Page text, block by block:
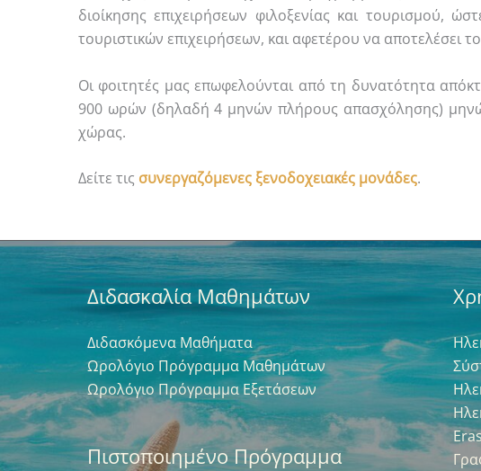
διοίκησης επιχειρήσεων φιλοξενίας και τουρισμού,
τουριστικών επιχειρήσεων, και αφετέρου να αποτελέσει
Οι φοιτητές μας επωφελούνται από τη δυνατότητα
900 ωρών (δηλαδή 4 μηνών πλήρους απασχόλησης) μηνών
χώρας.
Δείτε τις συνεργαζόμενες ξενοδοχειακές μονάδες.
Διδασκαλία Μαθημάτων
Διδασκόμενα Μαθήματα
Ωρολόγιο Πρόγραμμα Μαθημάτων
Ωρολόγιο Πρόγραμμα Εξετάσεων
Πιστοποιημένο Πρόγραμμα